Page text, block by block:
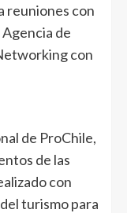
reuniones con
de
con
de ProChile,
de las
con
turismo para